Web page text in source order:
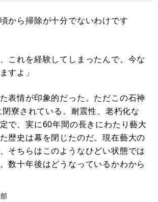
から掃除が十分でないわけです
これを経験してしまったんで。今な
すよ」
表情が印象的だった。ただこの石神
寮されている。耐震性、老朽化な
で、実に60年間の長きにわたり藝大
歴史は幕を閉じたのだ。現在藝大の
そちらはこのようなひどい状態では
数十年後はどうなっているかわから